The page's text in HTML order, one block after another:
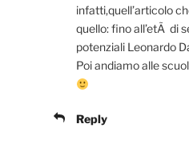
infatti,quell’articolo
quello: fino all’etÃ di
potenziali Leonardo
Poi andiamo alle
Reply